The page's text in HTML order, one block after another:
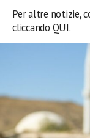
Per altre notizie,
cliccando QUI.